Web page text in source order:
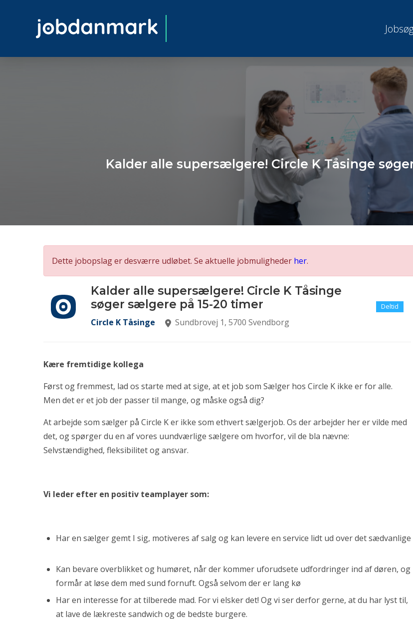
Kalder alle supersælgere! Circle K Tåsinge
Dette jobopslag er desværre udløbet. Se aktuelle jobmuligheder her.
Deltid
Kalder alle supersælgere! Circle K Tåsinge
søger sælgere på 15-20 timer
Circle K Tåsinge Sundbrovej 1, 5700 Svendborg
Kære fremtidige kollega
Først og fremmest, lad os starte med at sige, at et job som Sælger hos Circle K ikke er for alle.
Men det er et job der passer til mange, og måske også dig?
At arbejde som sælger på Circle K er ikke som ethvert sælgerjob. Os der arbejder her er vilde med
det, og spørger du en af vores uundværlige sælgere om hvorfor, vil de bla nævne:
Selvstændighed, fleksibilitet og ansvar.
Vi leder efter en positiv teamplayer som:
Har en sælger gemt I sig, motiveres af salg og kan levere en service lidt ud over det sædvanlige
Kan bevare overblikket og humøret, når der kommer uforudsete udfordringer ind af døren, og
formår at løse dem med sund fornuft. Også selvom der er lang kø
Har en interesse for at tilberede mad. For vi elsker det! Og vi ser derfor gerne, at du har lyst til,
at lave de lækreste sandwich og de bedste burgere.